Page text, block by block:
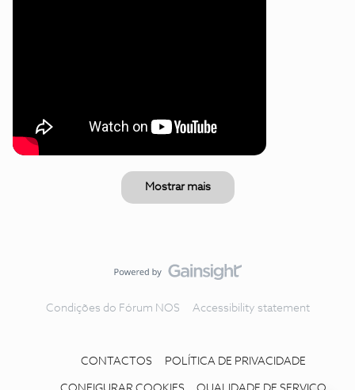
Mostrar mais
Condições do Fórum NOS Accessibility statement
CONTACTOS POLÍTICA DE PRIVACIDADE